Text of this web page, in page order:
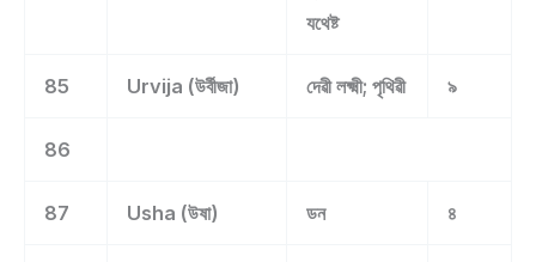
যথেষ্ট
85 Urvija (উৰ্বীজা) দেৱী লক্ষ্মী; পৃথিৱী ৯
86
87 Usha (উষা) ডন ৪